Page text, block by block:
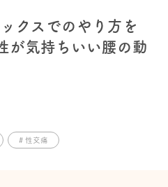
クスでのやり方を
が気持ちいい腰の動
# 性交痛